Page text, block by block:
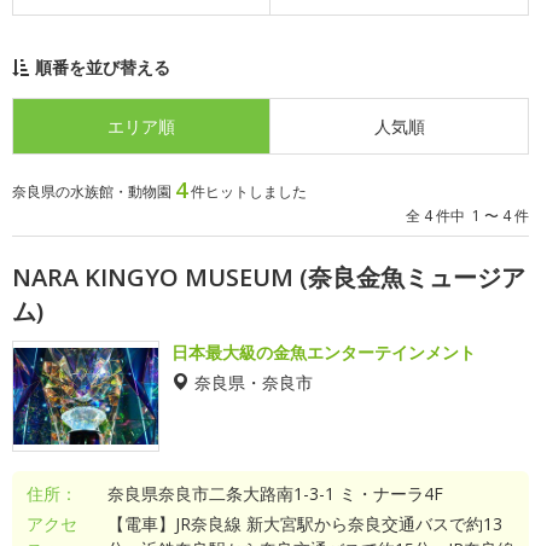
順番を並び替える
エリア順 人気順
奈良県の水族館・動物園 4件ヒットしました
全 4 件中 1 〜 4 件
NARA KINGYO MUSEUM (奈良金魚ミュージア
ム)
日本最大級の金魚エンターテインメント
奈良県・奈良市
住所：
奈良県奈良市二条大路南1-3-1 ミ・ナーラ4F
アクセ
【電車】JR奈良線 新大宮駅から奈良交通バスで約13